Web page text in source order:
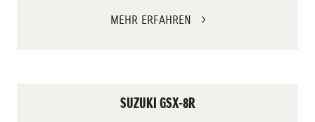
MEHR ERFAHREN
SUZUKI GSX-8R